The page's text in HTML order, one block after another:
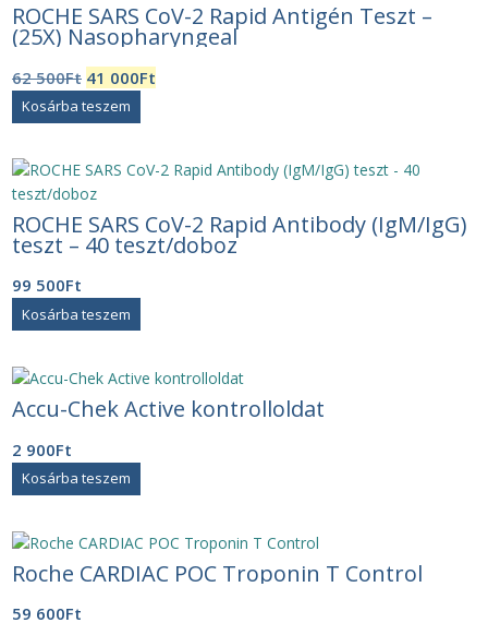
ROCHE SARS CoV-2 Rapid Antigén Teszt –
(25X) Nasopharyngeal
62 500Ft Original
price
was:
500Ft.
41 000Ft
000Ft.
Kosárba teszem
ROCHE SARS CoV-2 Rapid Antibody (IgM/IgG)
teszt – 40 teszt/doboz
99 500Ft
Kosárba teszem
Accu-Chek Active kontrolloldat
2 900Ft
Kosárba teszem
Roche CARDIAC POC Troponin T Control
59 600Ft